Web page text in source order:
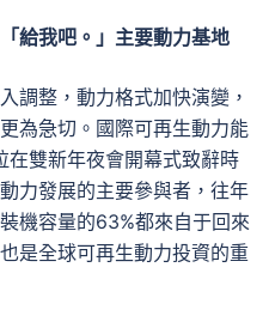
給我吧。」主要動力基地
調整，動力格式加快演變，
為急切。國際可再生動力能
在雙新年夜會開幕式致辭時
力發展的主要參與者，往年
機容量的63%都來自于回來
是全球可再生動力投資的重